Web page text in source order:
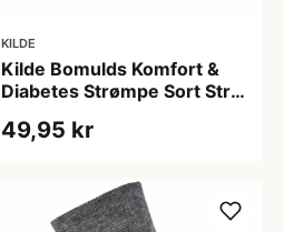
KILDE
Kilde Bomulds Komfort &
Diabetes Strømpe Sort Str.
49,95 kr